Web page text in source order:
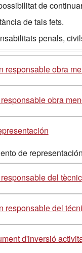
de
de tals fets.
penals,
responsable obra
obra
de
del tècnic
responsable del
d'inversió